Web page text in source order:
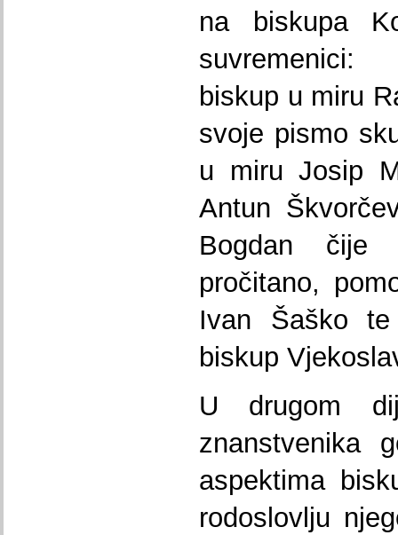
na biskupa
suvremenici:
biskup u miru
svoje pismo
u miru Josip
Antun
Bogdan čije
pročitano,
Ivan Šaško te
biskup
U drugom
znanstvenika
aspektima
rodoslovlju